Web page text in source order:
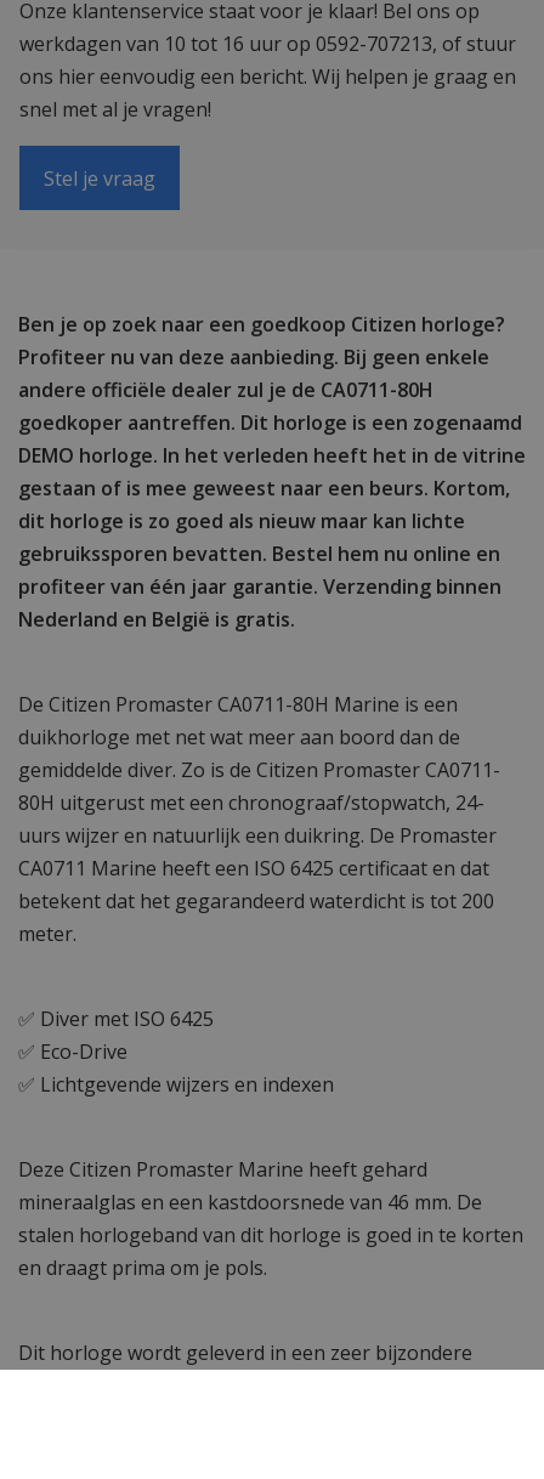
Onze klantenservice staat voor je klaar! Bel ons op
werkdagen van 10 tot 16 uur op 0592-707213, of stuur
ons hier eenvoudig een bericht. Wij helpen je graag en
snel met al je vragen!
Stel je vraag
Ben je op zoek naar een goedkoop Citizen horloge?
Profiteer nu van deze aanbieding. Bij geen enkele
andere officiële dealer zul je de CA0711-80H
goedkoper aantreffen. Dit horloge is een zogenaamd
DEMO horloge. In het verleden heeft het in de vitrine
gestaan of is mee geweest naar een beurs. Kortom,
dit horloge is zo goed als nieuw maar kan lichte
gebruikssporen bevatten. Bestel hem nu online en
profiteer van één jaar garantie. Verzending binnen
Nederland en België is gratis.
De Citizen Promaster CA0711-80H Marine is een
duikhorloge met net wat meer aan boord dan de
gemiddelde diver. Zo is de Citizen Promaster CA0711-
80H uitgerust met een chronograaf/stopwatch, 24-
uurs wijzer en natuurlijk een duikring. De Promaster
CA0711 Marine heeft een ISO 6425 certificaat en dat
betekent dat het gegarandeerd waterdicht is tot 200
meter.
✅ Diver met ISO 6425
✅ Eco-Drive
✅ Lichtgevende wijzers en indexen
Deze Citizen Promaster Marine heeft gehard
mineraalglas en een kastdoorsnede van 46 mm. De
stalen horlogeband van dit horloge is goed in te korten
en draagt prima om je pols.
Dit horloge wordt geleverd in een zeer bijzondere